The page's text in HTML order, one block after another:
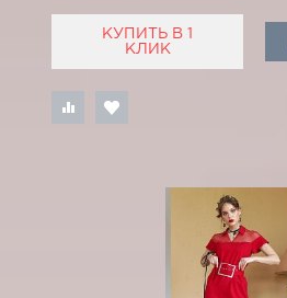
КУПИТЬ В 1
КЛИК